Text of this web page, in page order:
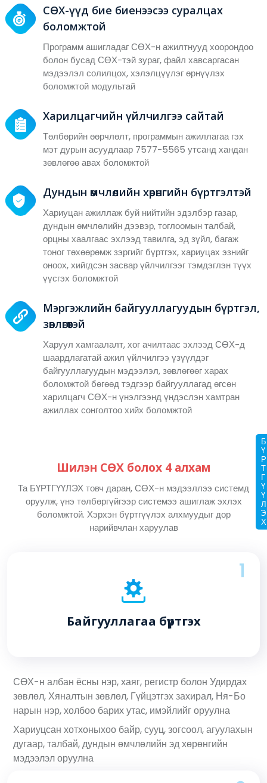
СӨХ-үүд бие биенээсээ суралцах
боломжтой
Программ ашигладаг СӨХ-н ажилтнууд хоорондоо
болон бусад СӨХ-тэй зураг, файл хавсаргасан
мэдээлэл солилцох, хэлэлцүүлэг өрнүүлэх
боломжтой модультай
Харилцагчийн үйлчилгээ сайтай
Төлбөрийн өөрчлөлт, программын ажиллагаа гэх
мэт дурын асуудлаар 7577-5565 утсанд хандан
зөвлөгөө авах боломжтой
Дундын өмчлөлийн хөрөнгийн бүртгэлтэй
Хариуцан ажиллаж буй нийтийн эдэлбэр газар,
дундын өмчлөлийн дээвэр, тоглоомын талбай,
орцны хаалгаас эхлээд тавилга, эд зүйл, багаж
тоног төхөөрөмж зэргийг бүртгэх, хариуцах эзнийг
оноох, хийгдсэн засвар үйлчилгээг тэмдэглэн түүх
үүсгэх боломжтой
Мэргэжлийн байгууллагуудын бүртгэл,
зөвлөгөөтэй
Харуул хамгаалалт, хог ачилтаас эхлээд СӨХ-д
шаардлагатай ажил үйлчилгээ үзүүлдэг
байгууллагуудын мэдээлэл, зөвлөгөөг харах
боломжтой бөгөөд тэдгээр байгууллагад өгсөн
харилцагч СӨХ-н үнэлгээнд үндэслэн хамтран
ажиллах сонголтоо хийх боломжтой
Шилэн СӨХ болох 4 алхам
Та БҮРТГҮҮЛЭХ товч даран, СӨХ-н мэдээллээ системд
оруулж, үнэ төлбөргүйгээр системээ ашиглаж эхлэх
боломжтой. Хэрхэн бүртгүүлэх алхмуудыг дор
нарийвчлан харуулав
1
Байгууллагаа бүртгэх
СӨХ-н албан ёсны нэр, хаяг, регистр болон Удирдах
зөвлөл, Хяналтын зөвлөл, Гүйцэтгэх захирал, Ня-Бо
нарын нэр, холбоо барих утас, имэйлийг оруулна
Хариуцсан хотхоныхоо байр, сууц, зогсоол, агуулахын
дугаар, талбай, дундын өмчлөлийн эд хөрөнгийн
мэдээлэл оруулна